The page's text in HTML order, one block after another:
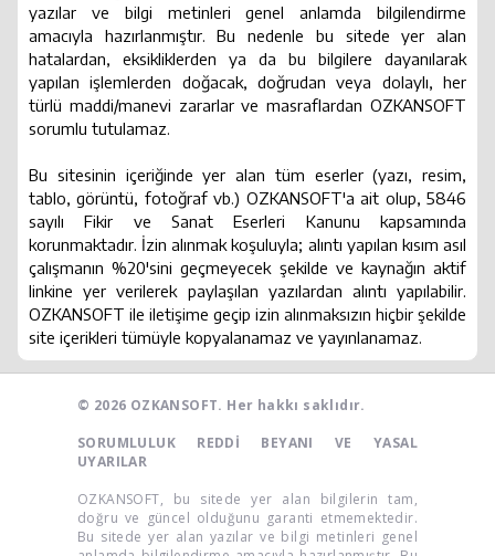
yazılar ve bilgi metinleri genel anlamda bilgilendirme
amacıyla hazırlanmıştır. Bu nedenle bu sitede yer alan
hatalardan, eksikliklerden ya da bu bilgilere dayanılarak
yapılan işlemlerden doğacak, doğrudan veya dolaylı, her
türlü maddi/manevi zararlar ve masraflardan OZKANSOFT
sorumlu tutulamaz.
Bu sitesinin içeriğinde yer alan tüm eserler (yazı, resim,
tablo, görüntü, fotoğraf vb.) OZKANSOFT'a ait olup, 5846
sayılı Fikir ve Sanat Eserleri Kanunu kapsamında
korunmaktadır. İzin alınmak koşuluyla; alıntı yapılan kısım asıl
çalışmanın %20'sini geçmeyecek şekilde ve kaynağın aktif
linkine yer verilerek paylaşılan yazılardan alıntı yapılabilir.
OZKANSOFT ile iletişime geçip izin alınmaksızın hiçbir şekilde
site içerikleri tümüyle kopyalanamaz ve yayınlanamaz.
© 2026 OZKANSOFT. Her hakkı saklıdır.
SORUMLULUK REDDİ BEYANI VE YASAL
UYARILAR
OZKANSOFT, bu sitede yer alan bilgilerin tam,
doğru ve güncel olduğunu garanti etmemektedir.
Bu sitede yer alan yazılar ve bilgi metinleri genel